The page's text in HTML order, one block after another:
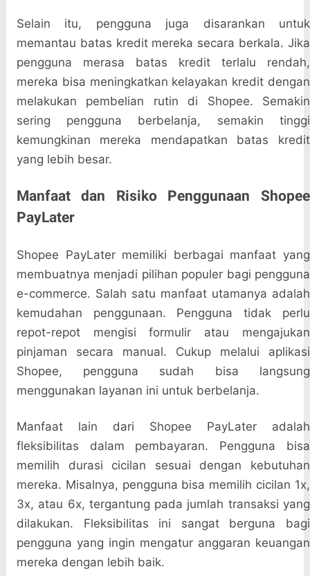
Selain itu, pengguna juga disarankan untuk
memantau batas kredit mereka secara berkala. Jika
pengguna merasa batas kredit terlalu rendah,
mereka bisa meningkatkan kelayakan kredit dengan
melakukan pembelian rutin di Shopee. Semakin
sering pengguna berbelanja, semakin tinggi
kemungkinan mereka mendapatkan batas kredit
yang lebih besar.
Manfaat dan Risiko Penggunaan Shopee
PayLater
Shopee PayLater memiliki berbagai manfaat yang
membuatnya menjadi pilihan populer bagi pengguna
e-commerce. Salah satu manfaat utamanya adalah
kemudahan penggunaan. Pengguna tidak perlu
repot-repot mengisi formulir atau mengajukan
pinjaman secara manual. Cukup melalui aplikasi
Shopee, pengguna sudah bisa langsung
menggunakan layanan ini untuk berbelanja.
Manfaat lain dari Shopee PayLater adalah
fleksibilitas dalam pembayaran. Pengguna bisa
memilih durasi cicilan sesuai dengan kebutuhan
mereka. Misalnya, pengguna bisa memilih cicilan 1x,
3x, atau 6x, tergantung pada jumlah transaksi yang
dilakukan. Fleksibilitas ini sangat berguna bagi
pengguna yang ingin mengatur anggaran keuangan
mereka dengan lebih baik.